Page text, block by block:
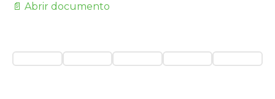
📄 Abrir documento